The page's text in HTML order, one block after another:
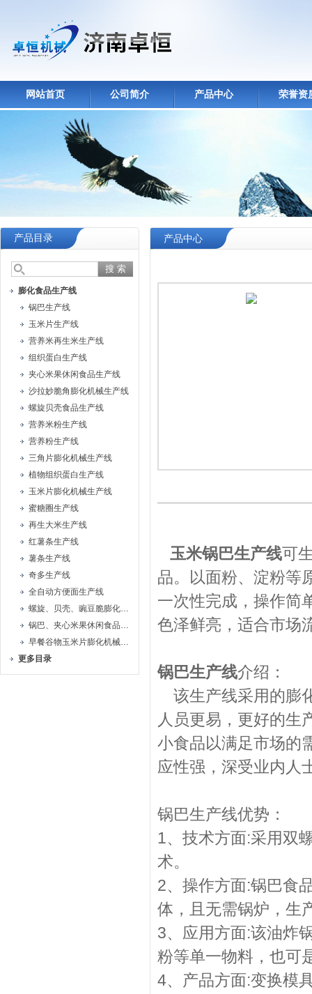
网站首页 公司简介 产品中心 荣誉资
产品目录
膨化食品生产线
锅巴生产线
玉米片生产线
营养米再生米生产线
组织蛋白生产线
夹心米果休闲食品生产线
沙拉妙脆角膨化机械生产线
螺旋贝壳食品生产线
营养米粉生产线
营养粉生产线
三角片膨化机械生产线
植物组织蛋白生产线
玉米片膨化机械生产线
蜜糖圈生产线
再生大米生产线
红薯条生产线
薯条生产线
奇多生产线
全自动方便面生产线
螺旋、贝壳、豌豆脆膨化机械设备生产线
锅巴、夹心米果休闲食品生产线
早餐谷物玉米片膨化机械生产线
更多目录
产品中心
玉米锅巴生产线可
品。以面粉、淀粉等
一次性完成，操作简
色泽鲜亮，适合市场
锅巴生产线介绍
该生产线采用的膨
人员更易，更好的生
小食品以满足市场的
应性强，深受业内人
锅巴生产线优势：
1、技术方面:采用双
术。
2、操作方面:锅巴食
体，且无需锅炉，生
3、应用方面:该油炸
粉等单一物料，也可
4、产品方面:变换模